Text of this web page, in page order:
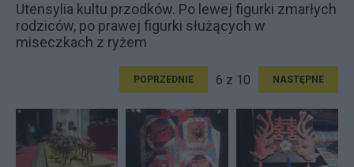
Utensylia kultu przodków. Po lewej figurki zmarłych
rodziców, po prawej figurki służących w
miseczkach z ryżem
POPRZEDNIE 6 z 10 NASTĘPNE